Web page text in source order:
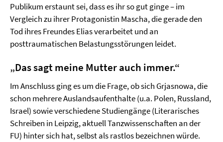
Publikum erstaunt sei, dass es ihr so gut ginge – im
Vergleich zu ihrer Protagonistin Mascha, die gerade den
Tod ihres Freundes Elias verarbeitet und an
posttraumatischen Belastungsstörungen leidet.
„Das sagt meine Mutter auch immer.“
Im Anschluss ging es um die Frage, ob sich Grjasnowa, die
schon mehrere Auslandsaufenthalte (u.a. Polen, Russland,
Israel) sowie verschiedene Studiengänge (Literarisches
Schreiben in Leipzig, aktuell Tanzwissenschaften an der
FU) hinter sich hat, selbst als rastlos bezeichnen würde.